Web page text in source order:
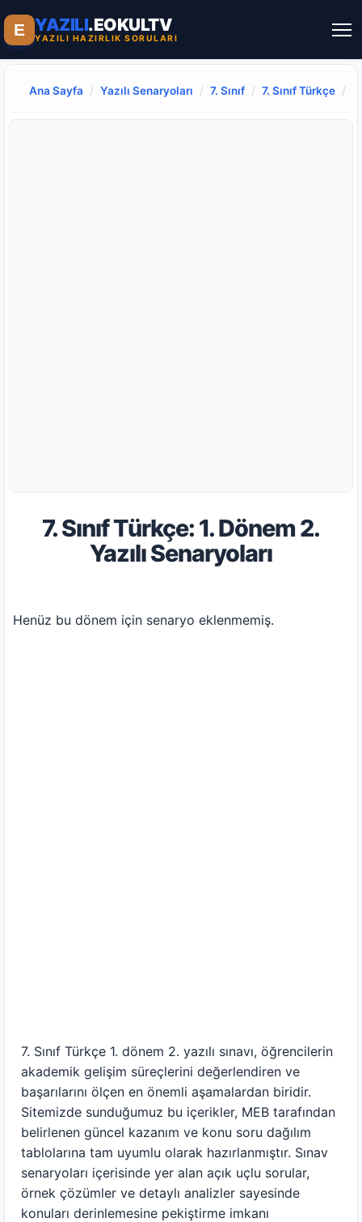
E YAZILI.EOKULTV
YAZILI HAZIRLIK SORULARI
Ana Sayfa / Yazılı Senaryoları / 7. Sınıf / 7. Sınıf Türkçe /
7. Sınıf Türkçe: 1. Dönem 2.
Yazılı Senaryoları
Henüz bu dönem için senaryo eklenmemiş.
7. Sınıf Türkçe 1. dönem 2. yazılı sınavı, öğrencilerin
akademik gelişim süreçlerini değerlendiren ve
başarılarını ölçen en önemli aşamalardan biridir.
Sitemizde sunduğumuz bu içerikler, MEB tarafından
belirlenen güncel kazanım ve konu soru dağılım
tablolarına tam uyumlu olarak hazırlanmıştır. Sınav
senaryoları içerisinde yer alan açık uçlu sorular,
örnek çözümler ve detaylı analizler sayesinde
konuları derinlemesine pekiştirme imkanı